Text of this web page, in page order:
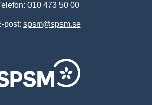
010 473 50 00
post: spsm@spsm.se